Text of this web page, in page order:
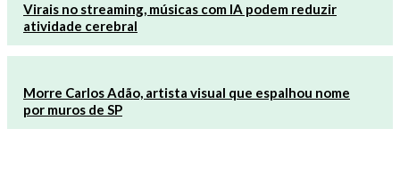
Virais no streaming, músicas com IA podem reduzir
atividade cerebral
Morre Carlos Adão, artista visual que espalhou nome
por muros de SP